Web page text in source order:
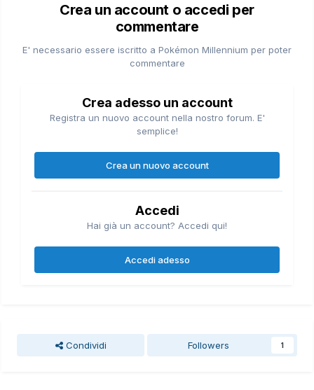
Crea un account o accedi per
commentare
E' necessario essere iscritto a Pokémon Millennium per poter
commentare
Crea adesso un account
Registra un nuovo account nella nostro forum. E'
semplice!
Crea un nuovo account
Accedi
Hai già un account? Accedi qui!
Accedi adesso
Condividi Followers 1